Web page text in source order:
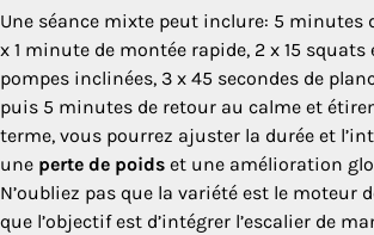
Une séance mixte peut inclure: 5 minutes
x 1 minute de montée rapide, 2 x 15 squats
pompes inclinées, 3 x 45 secondes de
puis 5 minutes de retour au calme et
terme, vous pourrez ajuster la durée et
une perte de poids et une amélioration
N’oubliez pas que la variété est le moteur
que l’objectif est d’intégrer l’escalier de